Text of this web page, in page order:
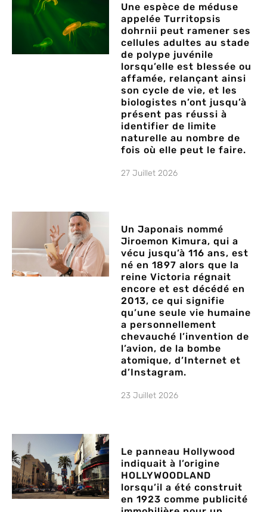
Une espèce de méduse
appelée Turritopsis
dohrnii peut ramener ses
cellules adultes au stade
de polype juvénile
lorsqu’elle est blessée ou
affamée, relançant ainsi
son cycle de vie, et les
biologistes n’ont jusqu’à
présent pas réussi à
identifier de limite
naturelle au nombre de
fois où elle peut le faire.
27 Juillet 2026
Un Japonais nommé
Jiroemon Kimura, qui a
vécu jusqu’à 116 ans, est
né en 1897 alors que la
reine Victoria régnait
encore et est décédé en
2013, ce qui signifie
qu’une seule vie humaine
a personnellement
chevauché l’invention de
l’avion, de la bombe
atomique, d’Internet et
d’Instagram.
23 Juillet 2026
Le panneau Hollywood
indiquait à l’origine
HOLLYWOODLAND
lorsqu’il a été construit
en 1923 comme publicité